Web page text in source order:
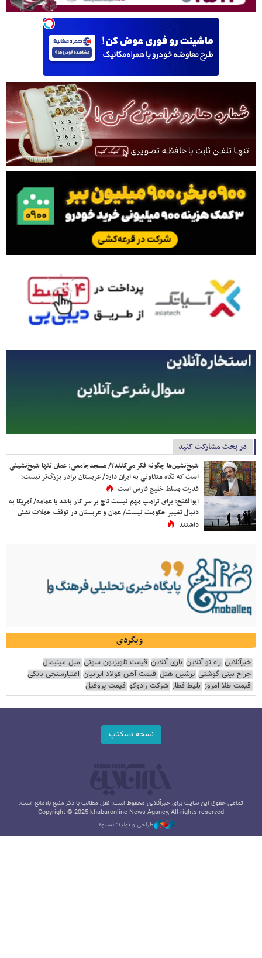
در بحث مشارکت کنید
شیخ‌نشین‌ها چگونه فکر می‌کنند؟/ مسجدجامعی: عمان تنها شیخ‌نشینی
است که نگاه متفاوتی به ایران دارد/ عربستان برادر بزرگ‌تر نیست؛
قدرت مسلط خلیج فارس است
ابوالفتح: برای ترامپ مهم نیست تاج بر سر کار باشد یا عمامه/ آمریکا به
دنبال تغییر حکومت نیست/ عمان و عربستان در توقف حملات نقش
داشتند
وبگردی
خبرآنلاین راه نو آنلاین بازی آنلاین قیمت تلویزیون سونی مبل مینیمال
جراح بینی گوشتی پرشین هتل قیمت آهن فولاد ایرانیان اعتبارسنجی بانکی
قیمت طلا امروز بلیط قطار شرکت رادوکو قیمت پروفیل
نسخه دسکتاپ
تمامی حقوق این سایت برای خبرآنلاین محفوظ است. نقل مطالب با ذکر منبع بلامانع است.
Copyright © 2025 khabaronline News Agancy, All rights reserved
طراحی و تولید: نستوه